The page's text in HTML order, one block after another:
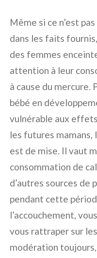
Même si ce n’est
dans les faits
des femmes
attention à leur
à cause du mercure.
bébé en
vulnérable aux
les futures mamans,
est de mise. Il vaut
consommation de
d’autres sources de
pendant cette
l’accouchement,
vous rattraper sur
modération